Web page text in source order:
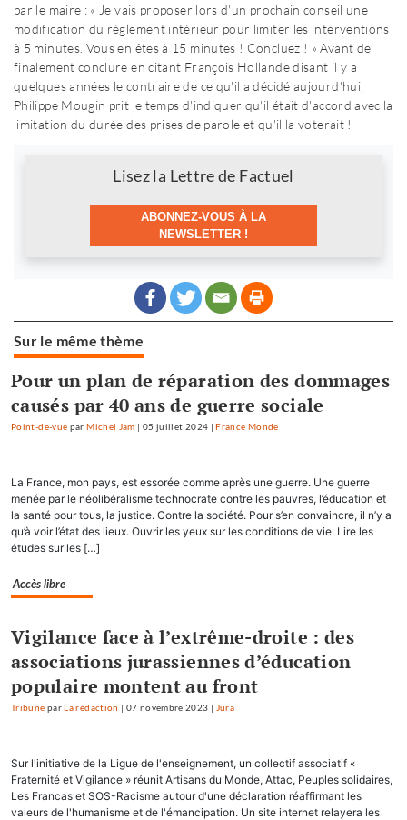
par le maire : « Je vais proposer lors d'un prochain conseil une
modification du règlement intérieur pour limiter les interventions
à 5 minutes. Vous en êtes à 15 minutes ! Concluez ! » Avant de
finalement conclure en citant François Hollande disant il y a
quelques années le contraire de ce qu'il a décidé aujourd'hui,
Philippe Mougin prit le temps d'indiquer qu'il était d'accord avec la
limitation du durée des prises de parole et qu'il la voterait !
Lisez la Lettre de Factuel
ABONNEZ-VOUS À LA
NEWSLETTER !
Sur le même thème
Pour un plan de réparation des dommages
causés par 40 ans de guerre sociale
Point-de-vue parMichel Jam | 05 juillet 2024 |France Monde
La France, mon pays, est essorée comme après une guerre. Une guerre
menée par le néolibéralisme technocrate contre les pauvres, l’éducation et
la santé pour tous, la justice. Contre la société. Pour s’en convaincre, il n’y a
qu’à voir l’état des lieux. Ouvrir les yeux sur les conditions de vie. Lire les
études sur les […]
Accès libre
Vigilance face à l’extrême-droite : des
associations jurassiennes d’éducation
populaire montent au front
Tribune parLa rédaction | 07 novembre 2023 | Jura
Sur l'initiative de la Ligue de l'enseignement, un collectif associatif «
Fraternité et Vigilance » réunit Artisans du Monde, Attac, Peuples solidaires,
Les Francas et SOS-Racisme autour d'une déclaration réaffirmant les
valeurs de l'humanisme et de l'émancipation. Un site internet relayera les